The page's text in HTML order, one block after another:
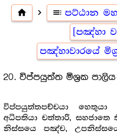
home navigate_next toc පට්ඨාන
[පඤ්හා
පඤ්හාවාරයේ
20. විප්පයුත්ත මිශ්‍රක පාලිය
විප්පයුත්තපච්චයා
අධිපතියා චත්තාරි,
නිස්සයෙ පඤ්ච,